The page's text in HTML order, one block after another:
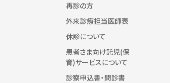
再診の方
外来診療担当医師表
休診について
患者さま向け託児(保
育)サービスについて
診察申込書・問診書